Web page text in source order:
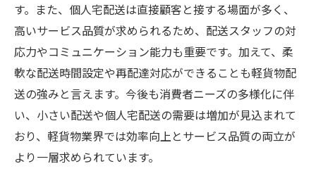
す。また、個人宅配送は直接顧客と接する場面が多く、
高いサービス品質が求められるため、配送スタッフの対
応力やコミュニケーション能力も重要です。加えて、柔
軟な配送時間設定や再配達対応ができることも軽貨物配
送の強みと言えます。今後も消費者ニーズの多様化に伴
い、小さい配送や個人宅配送の需要は増加が見込まれて
おり、軽貨物業界では効率向上とサービス品質の両立が
より一層求められています。